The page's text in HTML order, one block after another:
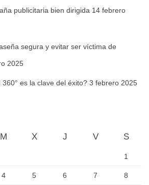
publicitaria bien dirigida 14 febrero
segura y evitar ser víctima de
2025
es la clave del éxito? 3 febrero 2025
M X J V S
1
4 5 6 7 8